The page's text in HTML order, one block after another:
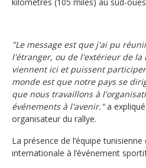
"Le message est que j'ai pu
l'étranger, ou de l'extérieur de la
viennent ici et puissent
monde est que notre pays se
que nous travaillons à
événements à l'avenir."a
organisateur du rallye.
La présence de l’équipe
internationale à l’événement